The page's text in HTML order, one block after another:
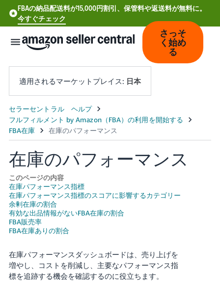
FBAの納品配送料が15,000円割引、保管料や返送料が無料に。
今すぐチェック
中
文
-
CN
Deutsch
- DE
Español
- ES
- FR
Italiano
- IT
さっそ
く始め
る
適用されるマーケットプレイス: 日本
在庫のパフォーマンス
このページの内容
在庫パフォーマンス指標
在庫パフォーマンス指標のスコアに影響するカテゴリー
余剰在庫の割合
有効な出品情報がないFBA在庫の割合
FBA販売率
FBA在庫ありの割合
在庫パフォーマンスダッシュボードは、売り上げを
増やし、コストを削減し、主要なパフォーマンス指
標を追跡する機会を確認するのに役立ちます。